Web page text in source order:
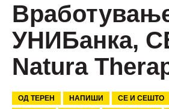
УНИБанка,
Natura
ОД ТЕРЕН НАПИШИ СЕ И СЕШТО